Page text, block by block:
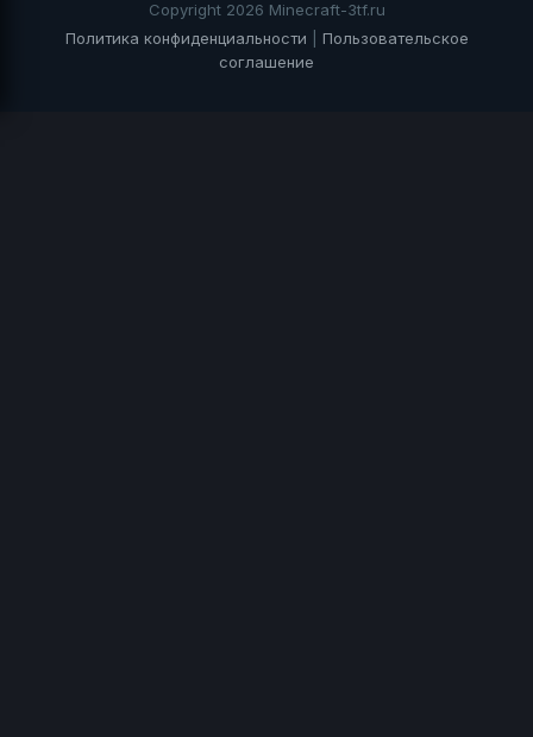
Copyright 2026 Minecraft-3tf.ru
Политика конфиденциальности
Пользовательское
соглашение